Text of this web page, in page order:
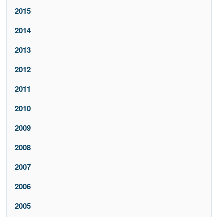
2015
2014
2013
2012
2011
2010
2009
2008
2007
2006
2005